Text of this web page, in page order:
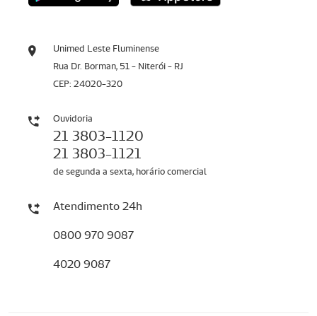
Unimed Leste Fluminense
Rua Dr. Borman, 51 - Niterói - RJ
CEP: 24020-320
Ouvidoria
21 3803-1120
21 3803-1121
de segunda a sexta, horário comercial
Atendimento 24h
0800 970 9087
4020 9087